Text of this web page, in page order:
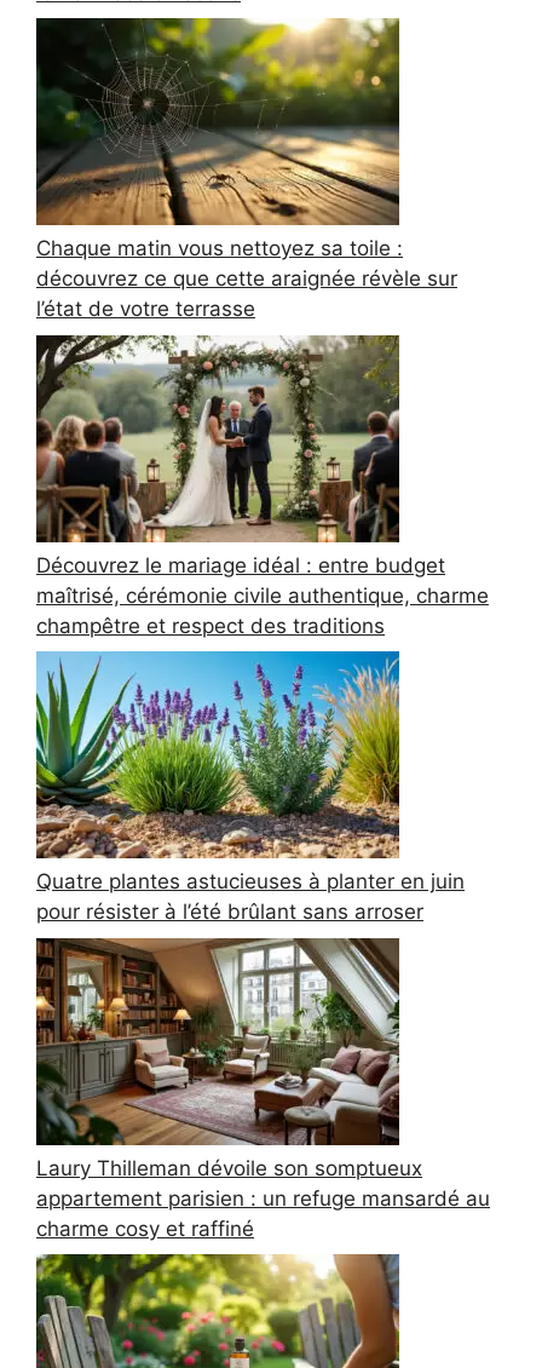
Chaque matin vous nettoyez sa toile :
découvrez ce que cette araignée révèle sur
l’état de votre terrasse
Découvrez le mariage idéal : entre budget
maîtrisé, cérémonie civile authentique, charme
champêtre et respect des traditions
Quatre plantes astucieuses à planter en juin
pour résister à l’été brûlant sans arroser
Laury Thilleman dévoile son somptueux
appartement parisien : un refuge mansardé au
charme cosy et raffiné